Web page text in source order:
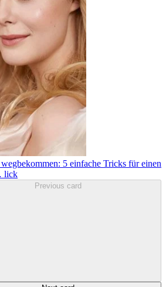
5 einfache Tricks für einen
lick
Previous card